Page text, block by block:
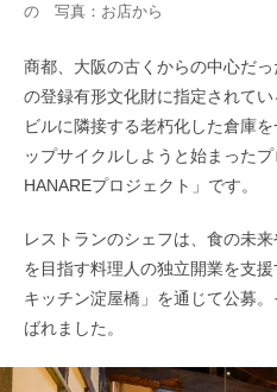
の 写真：お店から
商都、大阪の古くからの中心だ
の登録有形文化財に指定されて
ビルに隣接する老朽化した倉庫
ップサイクルしようと始まった
HANAREプロジェクト」です。
レストランのシェフは、食の未
を目指す料理人の独立開業を支
キッチン淀屋橋」を通じて公募
ばれました。